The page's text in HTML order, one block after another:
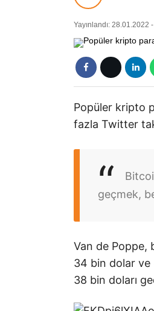
Yayınlandı: 28.01.2022
Popüler kripto
fazla Twitter
geçmek,
Van de Poppe,
34 bin dolar
38 bin doları